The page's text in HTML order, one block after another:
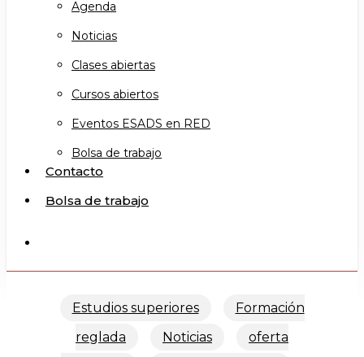
Agenda
Noticias
Clases abiertas
Cursos abiertos
Eventos ESADS en RED
Bolsa de trabajo
Contacto
Bolsa de trabajo
Estudios superiores
Formación
reglada
Noticias
oferta